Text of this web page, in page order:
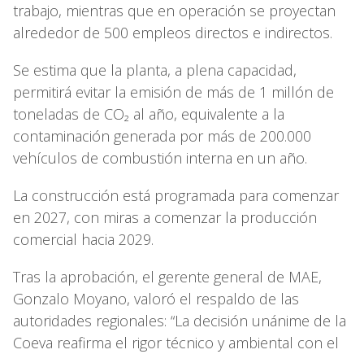
trabajo, mientras que en operación se proyectan
alrededor de 500 empleos directos e indirectos.
Se estima que la planta, a plena capacidad,
permitirá evitar la emisión de más de 1 millón de
toneladas de CO₂ al año, equivalente a la
contaminación generada por más de 200.000
vehículos de combustión interna en un año.
La construcción está programada para comenzar
en 2027, con miras a comenzar la producción
comercial hacia 2029.
Tras la aprobación, el gerente general de MAE,
Gonzalo Moyano, valoró el respaldo de las
autoridades regionales: “La decisión unánime de la
Coeva reafirma el rigor técnico y ambiental con el